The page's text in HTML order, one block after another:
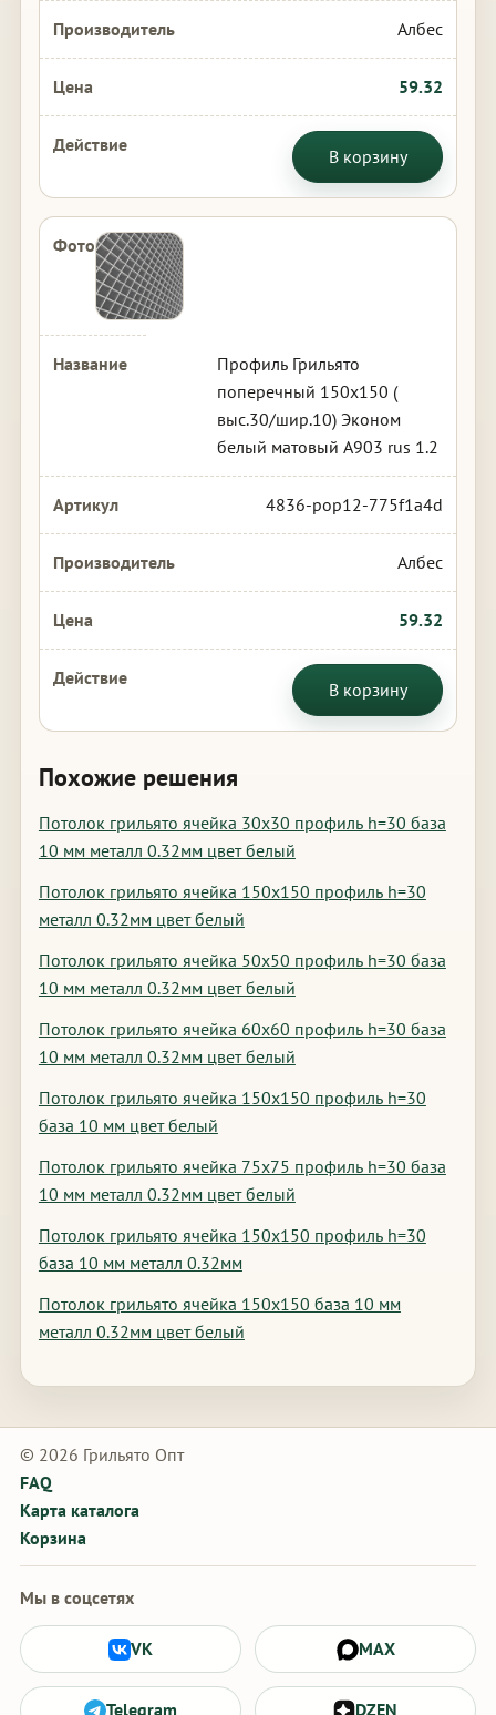
Албес
59.32
В корзину
Профиль Грильято
поперечный 150х150 (
выс.30/шир.10) Эконом
белый матовый А903 rus 1.2
4836-pop12-775f1a4d
Албес
59.32
В корзину
Похожие решения
Потолок грильято ячейка 30х30 профиль h=30 база
10 мм металл 0.32мм цвет белый
Потолок грильято ячейка 150х150 профиль h=30
металл 0.32мм цвет белый
Потолок грильято ячейка 50х50 профиль h=30 база
10 мм металл 0.32мм цвет белый
Потолок грильято ячейка 60х60 профиль h=30 база
10 мм металл 0.32мм цвет белый
Потолок грильято ячейка 150х150 профиль h=30
база 10 мм цвет белый
Потолок грильято ячейка 75х75 профиль h=30 база
10 мм металл 0.32мм цвет белый
Потолок грильято ячейка 150х150 профиль h=30
база 10 мм металл 0.32мм
Потолок грильято ячейка 150х150 база 10 мм
металл 0.32мм цвет белый
© 2026 Грильято Опт
FAQ
Карта каталога
Корзина
Мы в соцсетях
VK MAX
Telegram DZEN